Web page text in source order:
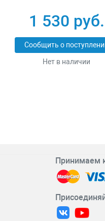
1 530 руб.
Сообщить о
Нет в наличии
Принимаем